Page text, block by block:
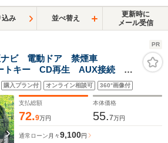
込み 並べ替え
更新時に
メール受信
PR
ビ 電動ドア 禁煙車
トキー CD再生 AUX接続 地
滑防止機能 ヘッドライトレ
ーガラス
購入プラン付 オンライン相談可 360°画像付
支払総額
72.9万円
本体価格
55.7万円
通常ローン 月々9,100円